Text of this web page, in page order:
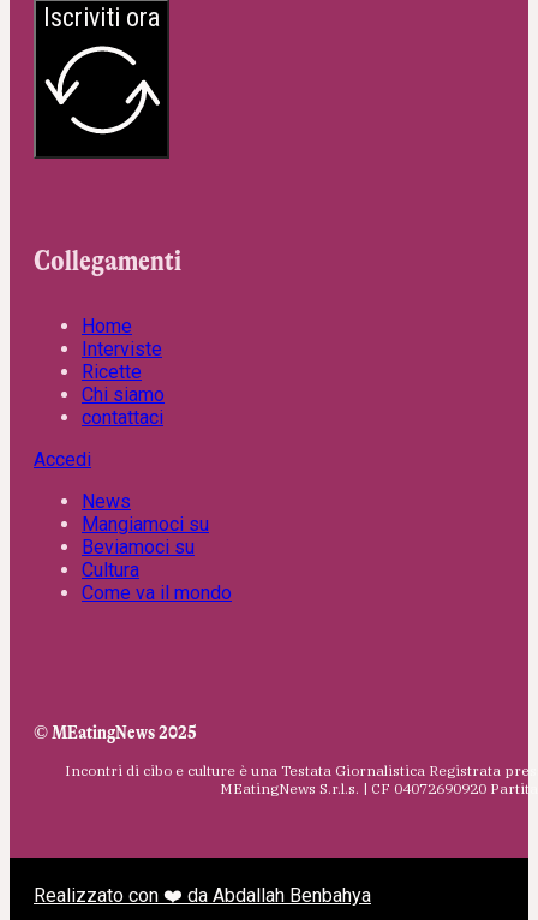
Iscriviti ora
Collegamenti
Home
Interviste
Ricette
Chi siamo
contattaci
Accedi
News
Mangiamoci su
Beviamoci su
Cultura
Come va il mondo
© MEatingNews 2025
Incontri di cibo e culture è una Testata Giornalistica Registrata
MEatingNews S.r.l.s. | CF 04072690920
Realizzato con ❤️ da Abdallah Benbahya